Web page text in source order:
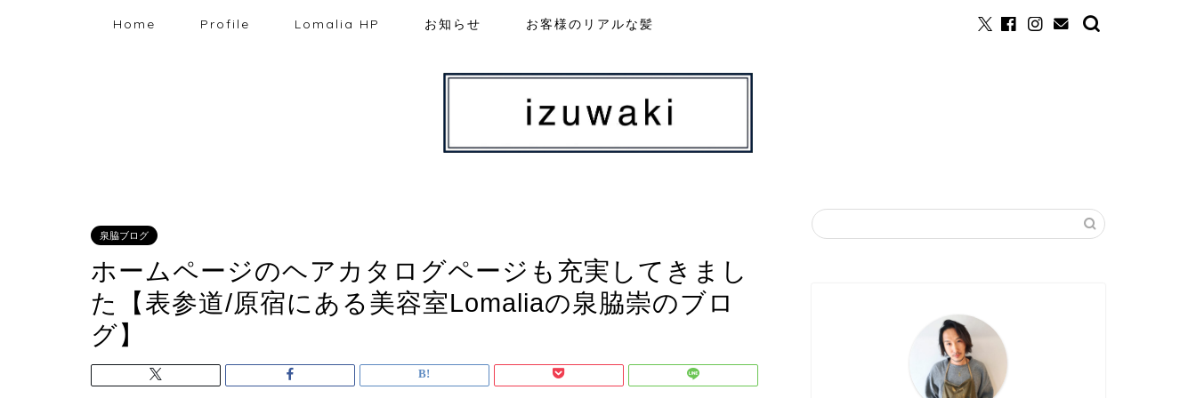
Home Profile Lomalia HP お知らせ お客様のリアルな髪
泉脇ブログ
ホームページのヘアカタログページも充実してきまし
た【表参道/原宿にある美容室Lomaliaの泉脇崇のブロ
グ】